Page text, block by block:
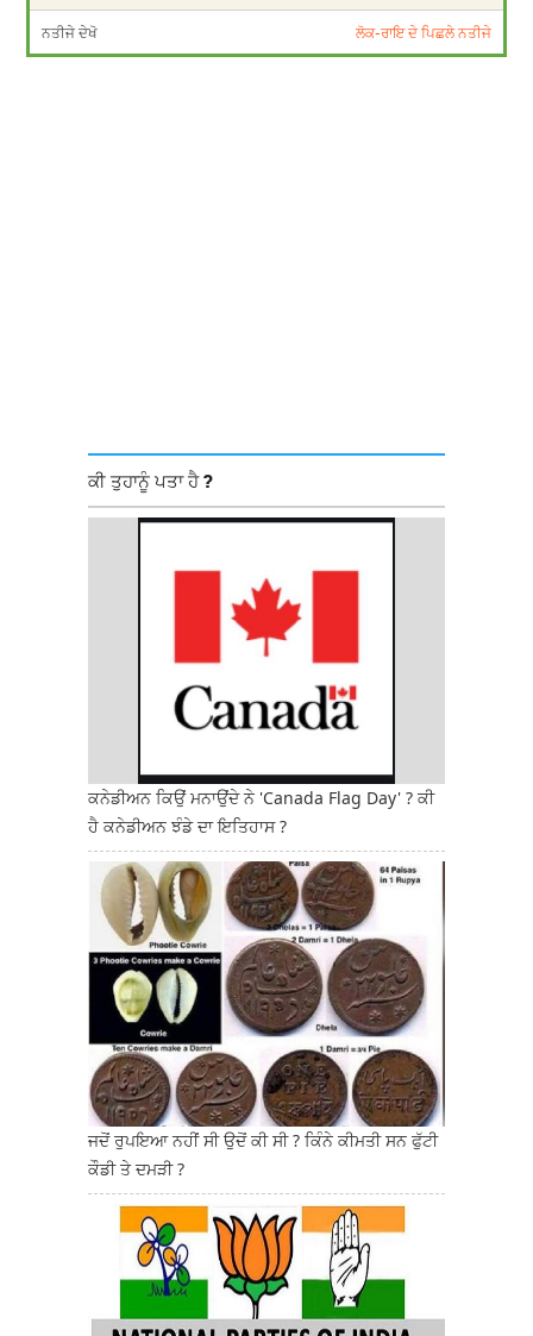
ਨਤੀਜੇ ਦੇਖੋ ਲੋਕ-ਰਾਇ ਦੇ ਪਿਛਲੇ ਨਤੀਜੇ
ਕੀ ਤੁਹਾਨੂੰ ਪਤਾ ਹੈ ?
ਕਨੇਡੀਅਨ ਕਿਉਂ ਮਨਾਉਂਦੇ ਨੇ 'Canada Flag Day' ? ਕੀ
ਹੈ ਕਨੇਡੀਅਨ ਝੰਡੇ ਦਾ ਇਤਿਹਾਸ ?
ਜਦੋਂ ਰੁਪਇਆ ਨਹੀਂ ਸੀ ਉਦੋਂ ਕੀ ਸੀ ? ਕਿੰਨੇ ਕੀਮਤੀ ਸਨ ਫੁੱਟੀ
ਕੌਡੀ ਤੇ ਦਮੜੀ ?